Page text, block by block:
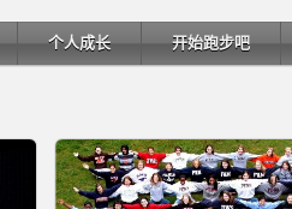
个人成长 开始跑步吧